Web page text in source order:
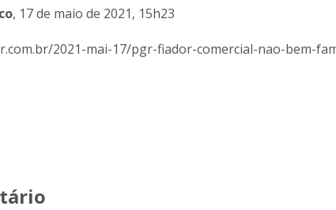
, 17 de maio de 2021, 15h23
2021-mai-17/pgr-fiador-comercial-nao-bem-